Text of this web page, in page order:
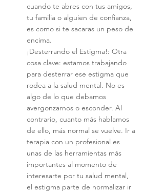
cuando te abres con tus amigos,
tu familia o alguien de confianza,
es como si te sacaras un peso de
encima.
¡Desterrando el Estigma!: Otra
cosa clave: estamos trabajando
para desterrar ese estigma que
rodea a la salud mental. No es
algo de lo que debamos
avergonzarnos o esconder. Al
contrario, cuanto más hablamos
de ello, más normal se vuelve. Ir a
terapia con un profesional es
unas de las herramientas más
importantes al momento de
interesarte por tu salud mental,
el estigma parte de normalizar ir